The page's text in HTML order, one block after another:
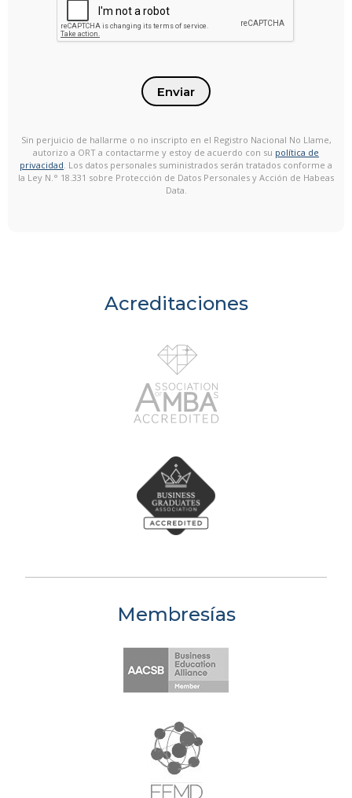
Enviar
Sin perjuicio de hallarme o no inscripto en el Registro Nacional No Llame,
autorizo a ORT a contactarme y estoy de acuerdo con su política de
privacidad. Los datos personales suministrados serán tratados conforme a
la Ley N.° 18.331 sobre Protección de Datos Personales y Acción de Habeas
Data.
Acreditaciones
Membresías